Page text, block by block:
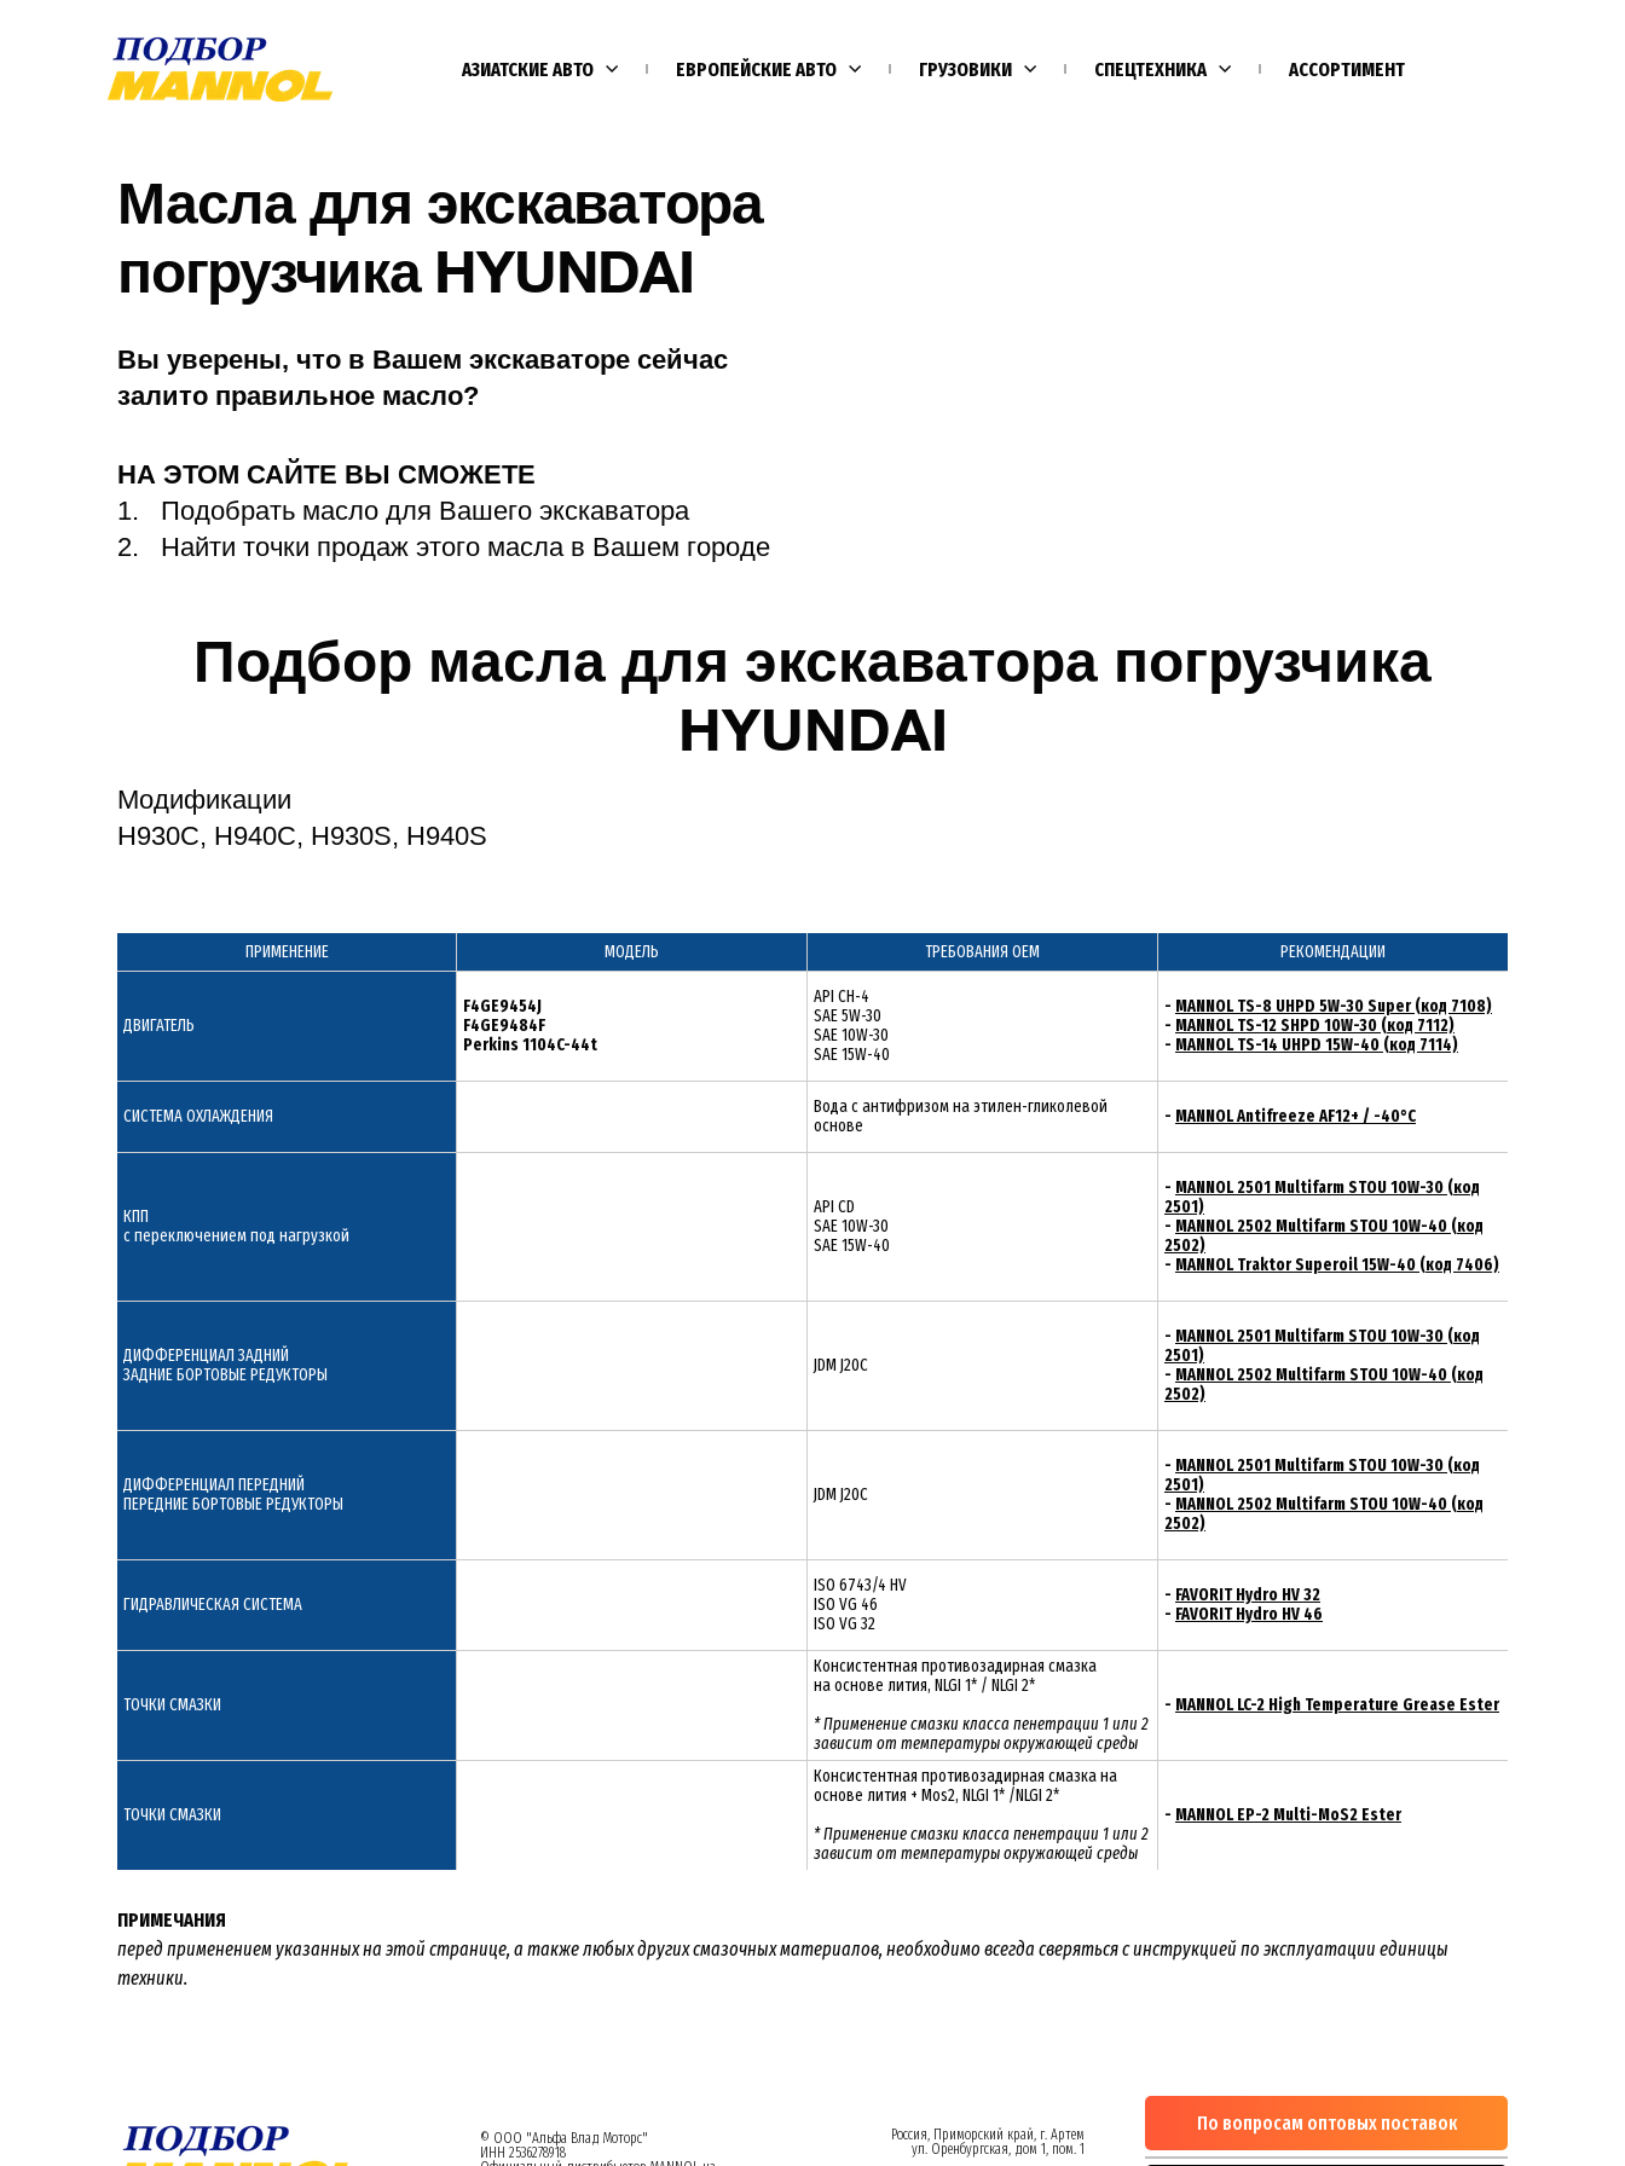
АЗИАТСКИЕ АВТО ЕВРОПЕЙСКИЕ АВТО ГРУЗОВИКИ СПЕЦТЕХНИКА АССОРТИМЕНТ
Масла для экскаватора
погрузчика HYUNDAI
Вы уверены, что в Вашем экскаваторе сейчас
залито правильное масло?
НА ЭТОМ САЙТЕ ВЫ СМОЖЕТЕ
Подобрать масло для Вашего экскаватора
Найти точки продаж этого масла в Вашем городе
Подбор масла для экскаватора погрузчика
HYUNDAI
Модификации
H930C, H940C, H930S, H940S
ПРИМЕНЕНИЕ МОДЕЛЬ ТРЕБОВАНИЯ ОЕМ РЕКОМЕНДАЦИИ
ДВИГАТЕЛЬ
F4GE9454J
F4GE9484F
Perkins 1104C-44t
API CH-4
SAE 5W-30
SAE 10W-30
SAE 15W-40
- MANNOL TS-8 UHPD 5W-30 Super (код 7108)
- MANNOL TS-12 SHPD 10W-30 (код 7112)
- MANNOL TS-14 UHPD 15W-40 (код 7114)
СИСТЕМА ОХЛАЖДЕНИЯ
Вода с антифризом на этилен-гликолевой
основе
- MANNOL Antifreeze AF12+ / -40°C
КПП
с переключением под нагрузкой
API CD
SAE 10W-30
SAE 15W-40
- MANNOL 2501 Multifarm STOU 10W-30 (код
2501)
- MANNOL 2502 Multifarm STOU 10W-40 (код
2502)
- MANNOL Traktor Superoil 15W-40 (код 7406)
ДИФФЕРЕНЦИАЛ ЗАДНИЙ
ЗАДНИЕ БОРТОВЫЕ РЕДУКТОРЫ
JDM J20C
- MANNOL 2501 Multifarm STOU 10W-30 (код
2501)
- MANNOL 2502 Multifarm STOU 10W-40 (код
2502)
ДИФФЕРЕНЦИАЛ ПЕРЕДНИЙ
ПЕРЕДНИЕ БОРТОВЫЕ РЕДУКТОРЫ
JDM J20C
- MANNOL 2501 Multifarm STOU 10W-30 (код
2501)
- MANNOL 2502 Multifarm STOU 10W-40 (код
2502)
ГИДРАВЛИЧЕСКАЯ СИСТЕМА
ISO 6743/4 HV
ISO VG 46
ISO VG 32
- FAVORIT Hydro HV 32
- FAVORIT Hydro HV 46
ТОЧКИ СМАЗКИ
Консистентная противозадирная смазка
на основе лития, NLGI 1* / NLGI 2*
* Применение смазки класса пенетрации 1 или 2
зависит от температуры окружающей среды
- MANNOL LC-2 High Temperature Grease Ester
ТОЧКИ СМАЗКИ
Консистентная противозадирная смазка на
основе лития + Mos2, NLGI 1* /NLGI 2*
* Применение смазки класса пенетрации 1 или 2
зависит от температуры окружающей среды
- MANNOL EP-2 Multi-MoS2 Ester
ПРИМЕЧАНИЯ
перед применением указанных на этой странице, а также любых других смазочных материалов, необходимо всегда сверяться с инструкцией по эксплуатации единицы
техники.
© ООО "Альфа Влад Моторс"
ИНН 2536278918
Россия, Приморский край, г. Артем
ул. Оренбургская, дом 1, пом. 1
По вопросам оптовых поставок